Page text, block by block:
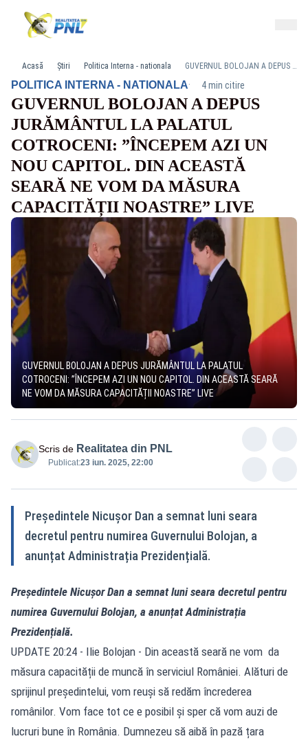
Acasă Știri Politica Interna - nationala GUVERNUL BOLOJAN A DEPUS JURĂMÂNTUL LA PALATUL COTROCENI: ”ÎNCEPEM AZI UN NOU CAPITOL. DIN ACEASTĂ SEARĂ NE VOM DA MĂSURA CAPACITĂȚII NOASTRE” LIVE
POLITICA INTERNA - NATIONALA· 4 min citire
GUVERNUL BOLOJAN A DEPUS
JURĂMÂNTUL LA PALATUL
COTROCENI: ”ÎNCEPEM AZI UN
NOU CAPITOL. DIN ACEASTĂ
SEARĂ NE VOM DA MĂSURA
CAPACITĂȚII NOASTRE” LIVE
GUVERNUL BOLOJAN A DEPUS JURĂMÂNTUL LA PALATUL
COTROCENI: ”ÎNCEPEM AZI UN NOU CAPITOL. DIN ACEASTĂ SEARĂ
NE VOM DA MĂSURA CAPACITĂȚII NOASTRE” LIVE
Scris de Realitatea din PNL
Publicat:23 iun. 2025, 22:00
Președintele Nicușor Dan a semnat luni seara
decretul pentru numirea Guvernului Bolojan, a
anunțat Administrația Prezidențială.
Președintele Nicușor Dan a semnat luni seara decretul pentru
numirea Guvernului Bolojan, a anunțat Administrația
Prezidențială.
UPDATE 20:24 - Ilie Bolojan - Din această seară ne vom da
măsura capacității de muncă în serviciul României. Alături de
sprijinul președintelui, vom reuși să redăm încrederea
românilor. Vom face tot ce e posibil și sper că vom auzi de
lucruri bune în România. Dumnezeu să aibă în pază țara